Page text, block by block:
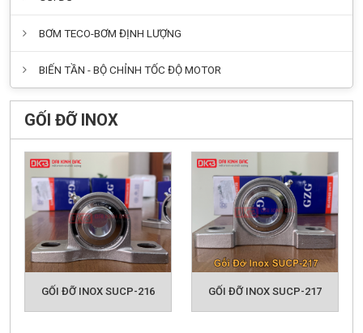
BƠM TECO-BƠM ĐỊNH LƯỢNG
BIẾN TẦN - BỘ CHỈNH TỐC ĐỘ MOTOR
GỐI ĐỠ INOX
GỐI ĐỠ INOX SUCP-216 GỐI ĐỠ INOX SUCP-217